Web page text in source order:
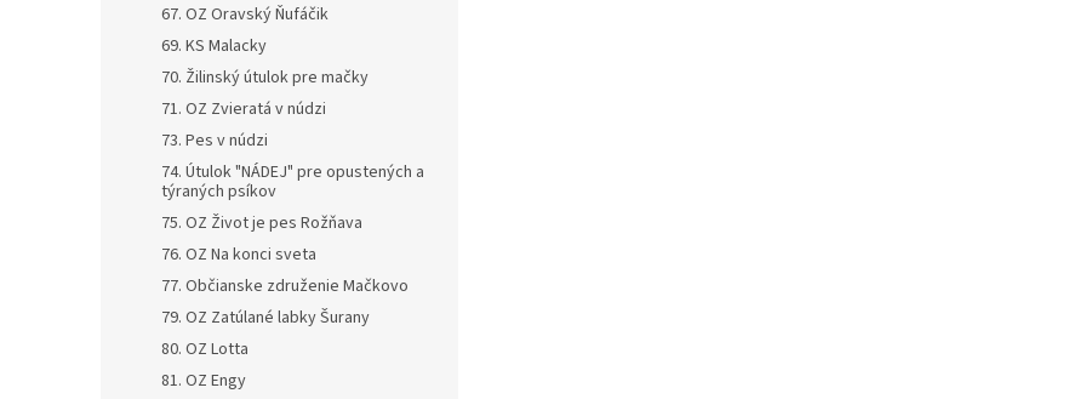
67. OZ Oravský Ňufáčik
69. KS Malacky
70. Žilinský útulok pre mačky
71. OZ Zvieratá v núdzi
73. Pes v núdzi
74. Útulok "NÁDEJ" pre opustených a
týraných psíkov
75. OZ Život je pes Rožňava
76. OZ Na konci sveta
77. Občianske združenie Mačkovo
79. OZ Zatúlané labky Šurany
80. OZ Lotta
81. OZ Engy